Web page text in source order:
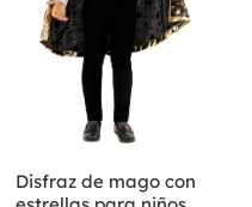
Disfraz de mago con